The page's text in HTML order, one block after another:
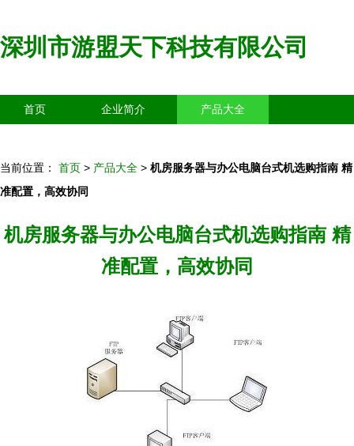
深圳市游盟天下科技有限公司
首页 企业简介 产品大全
当前位置： 首页 > 产品大全 > 机房服务器与办公电脑台式机选购指南 精
准配置，高效协同
机房服务器与办公电脑台式机选购指南 精
准配置，高效协同